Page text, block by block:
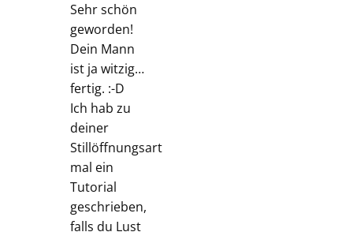
Sehr schön
geworden!
Dein Mann
ist ja witzig…
fertig. :-D
Ich hab zu
deiner
Stillöffnungsart
mal ein
Tutorial
geschrieben,
falls du Lust